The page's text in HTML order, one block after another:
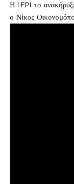
Η IFPI το
ο Νίκος